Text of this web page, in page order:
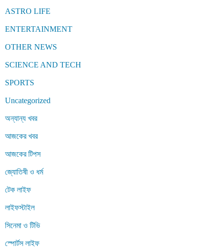
ASTRO LIFE
ENTERTAINMENT
OTHER NEWS
SCIENCE AND TECH
SPORTS
Uncategorized
অন্যান্য খবর
আজকের খবর
আজকের টিপস
জ্যোতিষী ও ধর্ম
টেক লাইফ
লাইফস্টাইল
সিনেমা ও টিভি
স্পোর্টস লাইফ